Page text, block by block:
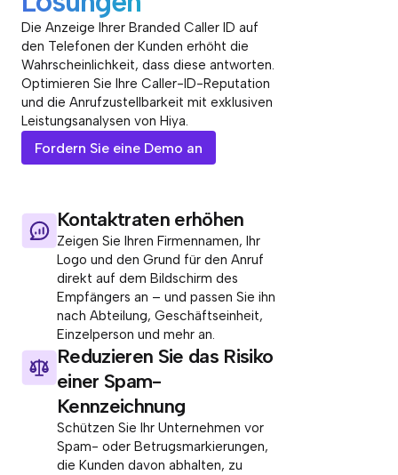
Die Anzeige Ihrer Branded Caller ID auf
den Telefonen der Kunden erhöht die
Wahrscheinlichkeit, dass diese antworten.
Optimieren Sie Ihre Caller-ID-Reputation
und die Anrufzustellbarkeit mit exklusiven
Leistungsanalysen von Hiya.
Fordern Sie eine Demo an
Kontaktraten erhöhen
Zeigen Sie Ihren Firmennamen, Ihr
Logo und den Grund für den Anruf
direkt auf dem Bildschirm des
Empfängers an – und passen Sie ihn
nach Abteilung, Geschäftseinheit,
Einzelperson und mehr an.
Reduzieren Sie das Risiko
einer Spam-
Kennzeichnung
Schützen Sie Ihr Unternehmen vor
Spam- oder Betrugsmarkierungen,
die Kunden davon abhalten, zu